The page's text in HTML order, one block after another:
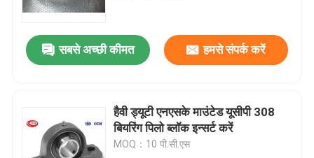
सबसे अच्छी कीमत हमसे संपर्क करें
हैवी ड्यूटी एनएसके माउंटेड यूसीपी 308
बियरिंग पिलो ब्लॉक इन्सर्ट करें
MOQ：10 पी.सी.एस